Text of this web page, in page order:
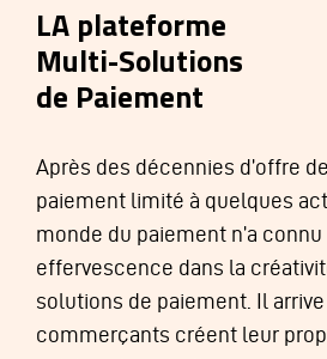
LA plateforme
Multi-Solutions
de Paiement
Après des décennies d’offre
paiement limité à quelques
monde du paiement n’a
effervescence dans la
solutions de paiement. Il
commerçants créent leur